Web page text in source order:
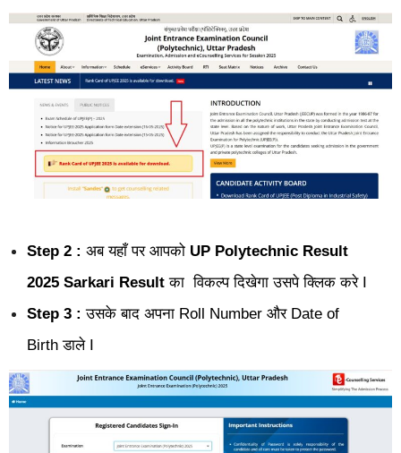
Step 2 : अब यहाँ पर आपको UP Polytechnic Result
2025 Sarkari Result का विकल्प दिखेगा उसपे क्लिक करे I
Step 3 :उसके बाद अपना Roll Number और Date of
Birth डाले I